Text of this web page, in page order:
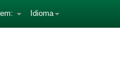
Idioma